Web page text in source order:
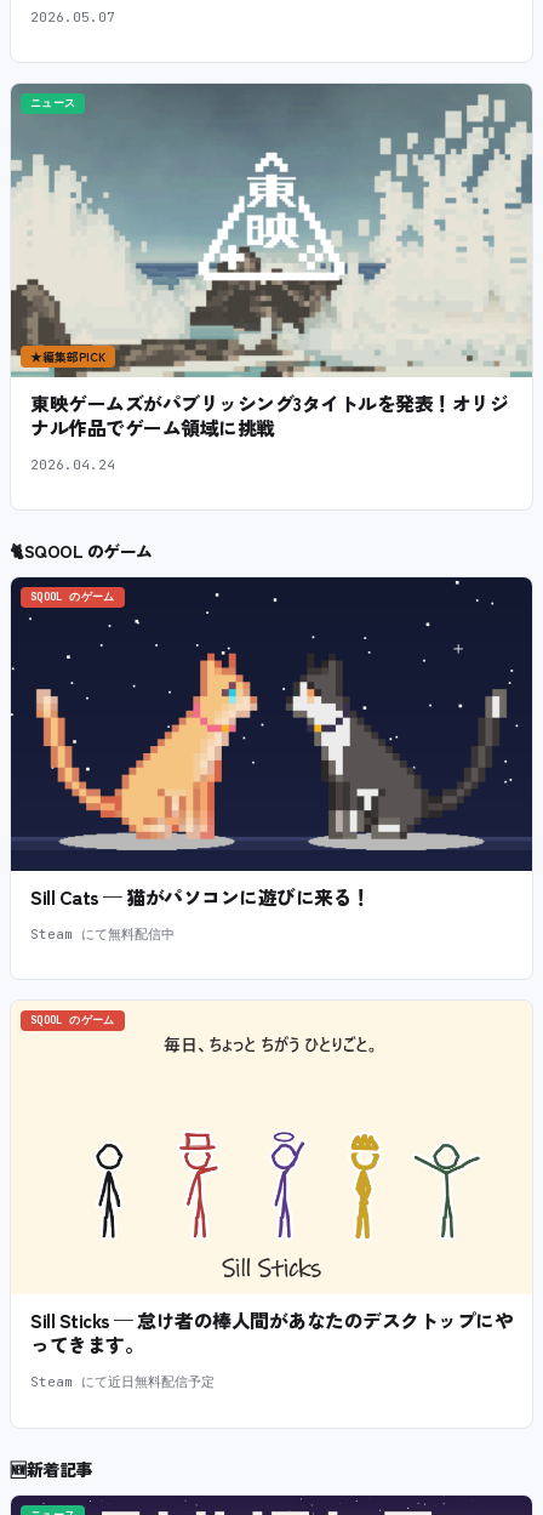
2026.05.07
ニュース
★編集部PICK
東映ゲームズがパブリッシング3タイトルを発表！オリジ
ナル作品でゲーム領域に挑戦
2026.04.24
🐈SQOOL のゲーム
SQOOL のゲーム
Sill Cats — 猫がパソコンに遊びに来る！
Steam にて無料配信中
SQOOL のゲーム
Sill Sticks — 怠け者の棒人間があなたのデスクトップにや
ってきます。
Steam にて近日無料配信予定
🆕新着記事